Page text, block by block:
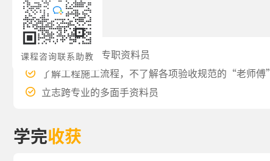
适用学员
入行1至3年的专职资料员
了解工程施工流程，不了解各项验收规范的“老师傅”
立志跨专业的多面手资料员
学完收获
课程咨询联系助教